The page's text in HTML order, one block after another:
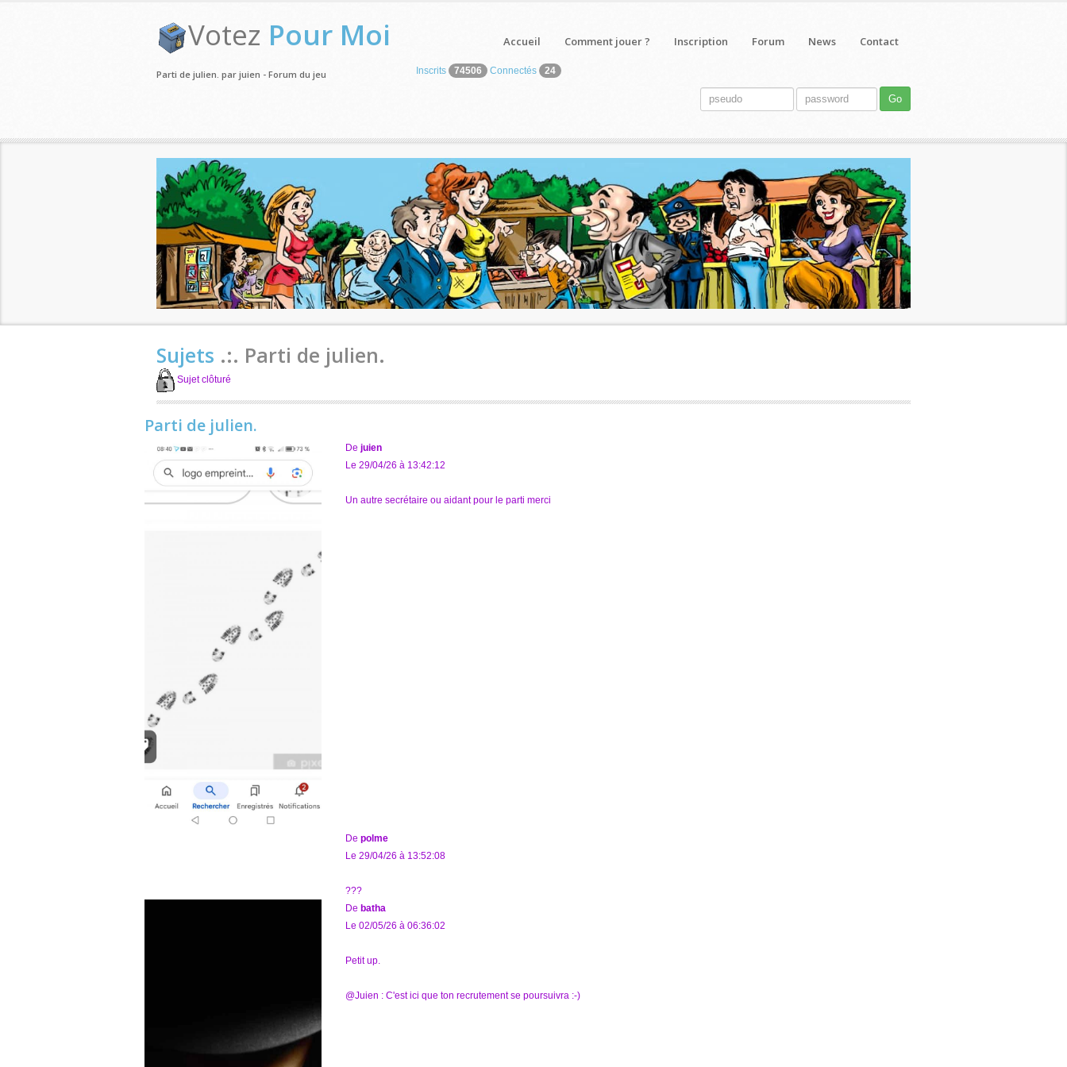
Votez Pour Moi
Parti de julien. par juien - Forum du jeu
Accueil Comment jouer ? Inscription Forum News Contact
Inscrits 74506 Connectés 24
Go
Sujets .:. Parti de julien.
Sujet clôturé
Parti de julien.
De juien
Le 29/04/26 à 13:42:12
Un autre secrétaire ou aidant pour le parti merci
De polme
Le 29/04/26 à 13:52:08
???
De batha
Le 02/05/26 à 06:36:02
Petit up.
@Juien : C'est ici que ton recrutement se poursuivra :-)